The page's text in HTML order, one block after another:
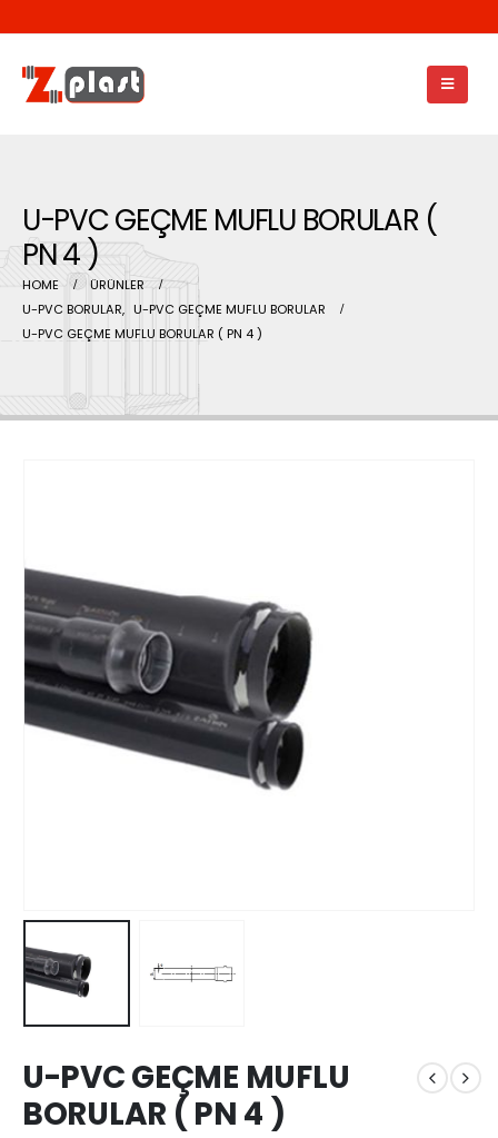
U-PVC GEÇME MUFLU BORULAR (
PN 4 )
HOME
ÜRÜNLER
U-PVC BORULAR, U-PVC GEÇME MUFLU BORULAR
U-PVC GEÇME MUFLU BORULAR ( PN 4 )
U-PVC GEÇME MUFLU
BORULAR ( PN 4 )